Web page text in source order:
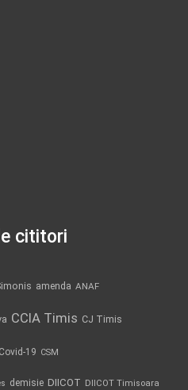
cititori
amenda ANAF
CCIA Timis CJ Timis
Covid-19 CSM
demisie DIICOT DIICOT Timisoara